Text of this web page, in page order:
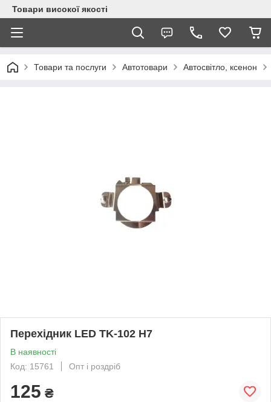
Товари високої якості
Товари та послуги Автотовари Автосвітло, ксенон
Перехідник LED TK-102 H7
В наявності
Код: 15761
Опт і роздріб
125 ₴